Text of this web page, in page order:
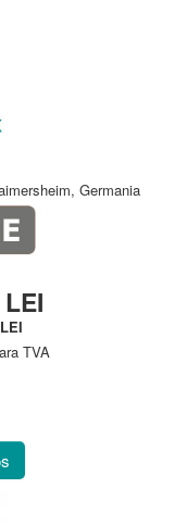
Germania
LEI
LEI
TVA